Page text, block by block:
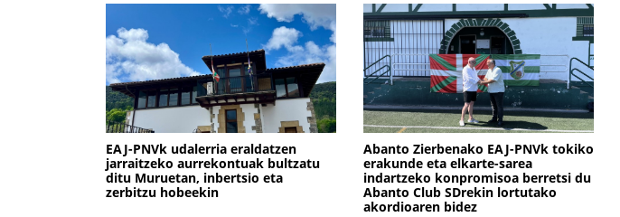
EAJ-PNVk udalerria eraldatzen
jarraitzeko aurrekontuak bultzatu
ditu Muruetan, inbertsio eta
zerbitzu hobeekin
Abanto Zierbenako EAJ-PNVk tokiko
erakunde eta elkarte-sarea
indartzeko konpromisoa berretsi du
Abanto Club SDrekin lortutako
akordioaren bidez